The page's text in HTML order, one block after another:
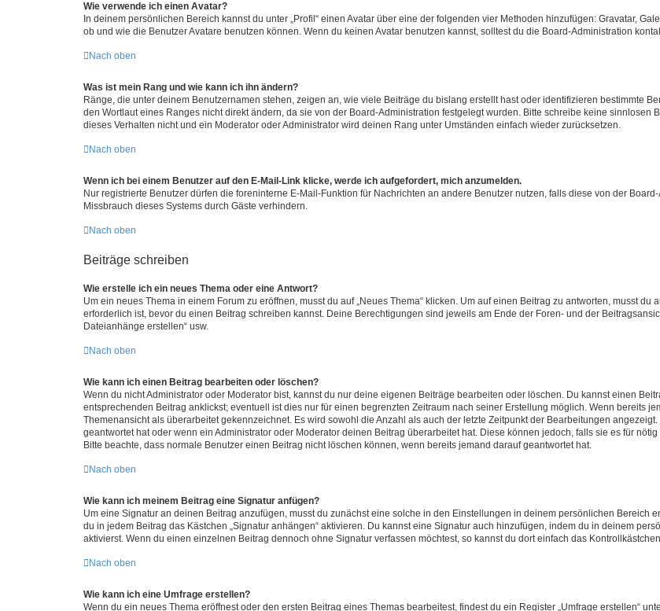
Wie verwende ich einen Avatar?
In deinem persönlichen Bereich kannst du unter „Profil“ einen Avatar über eine der folgenden vier Methoden hinzufügen: Gravatar,
ob und wie die Benutzer Avatare benutzen können. Wenn du keinen Avatar benutzen kannst, solltest du die Board-Administration
Nach oben
Was ist mein Rang und wie kann ich ihn ändern?
Ränge, die unter deinem Benutzernamen stehen, zeigen an, wie viele Beiträge du bislang erstellt hast oder identifizieren bestimmte
den Wortlaut eines Ranges nicht direkt ändern, da sie von der Board-Administration festgelegt wurden. Bitte schreibe keine
dieses Verhalten nicht und ein Moderator oder Administrator wird deinen Rang unter Umständen einfach wieder zurücksetzen.
Nach oben
Wenn ich bei einem Benutzer auf den E-Mail-Link klicke, werde ich aufgefordert, mich anzumelden.
Nur registrierte Benutzer dürfen die foreninterne E-Mail-Funktion für Nachrichten an andere Benutzer nutzen, falls diese von der
Missbrauch dieses Systems durch Gäste verhindern.
Nach oben
Beiträge schreiben
Wie erstelle ich ein neues Thema oder eine Antwort?
Um ein neues Thema in einem Forum zu eröffnen, musst du auf „Neues Thema“ klicken. Um auf einen Beitrag zu antworten, musst du
erforderlich ist, bevor du einen Beitrag schreiben kannst. Deine Berechtigungen sind jeweils am Ende der Foren- und der
Dateianhänge erstellen“ usw.
Nach oben
Wie kann ich einen Beitrag bearbeiten oder löschen?
Wenn du nicht Administrator oder Moderator bist, kannst du nur deine eigenen Beiträge bearbeiten oder löschen. Du kannst einen
entsprechenden Beitrag anklickst; eventuell ist dies nur für einen begrenzten Zeitraum nach seiner Erstellung möglich. Wenn bereits
Themenansicht als überarbeitet gekennzeichnet. Es wird sowohl die Anzahl als auch der letzte Zeitpunkt der Bearbeitungen
geantwortet hat oder wenn ein Administrator oder Moderator deinen Beitrag überarbeitet hat. Diese können jedoch, falls sie es für
Bitte beachte, dass normale Benutzer einen Beitrag nicht löschen können, wenn bereits jemand darauf geantwortet hat.
Nach oben
Wie kann ich meinem Beitrag eine Signatur anfügen?
Um eine Signatur an deinen Beitrag anzufügen, musst du zunächst eine solche in den Einstellungen in deinem persönlichen Bereich
du in jedem Beitrag das Kästchen „Signatur anhängen“ aktivieren. Du kannst eine Signatur auch hinzufügen, indem du in deinem
aktivierst. Wenn du einen einzelnen Beitrag dennoch ohne Signatur verfassen möchtest, so kannst du dort einfach das
Nach oben
Wie kann ich eine Umfrage erstellen?
Wenn du ein neues Thema eröffnest oder den ersten Beitrag eines Themas bearbeitest, findest du ein Register „Umfrage erstellen“